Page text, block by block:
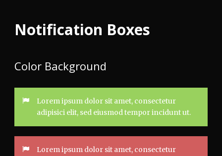
Notification Boxes
Color Background
Lorem ipsum dolor sit amet, consectetur
adipisici elit, sed eiusmod tempor incidunt ut.
Lorem ipsum dolor sit amet, consectetur